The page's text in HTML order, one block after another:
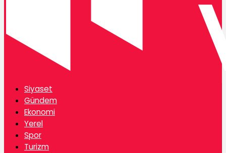
Siyaset
Gündem
Ekonomi
Yerel
Spor
Turizm